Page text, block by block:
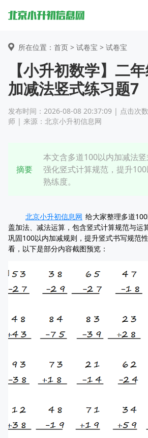
所在位置：首页 > 试卷宝 > 试卷宝
【小升初数学】二
加减法竖式练习题7
发布时间：2026-08-08 20:37:09 | 点击次
师 | 来源：北京小升初信息网
摘要
本文含多道100以内加减法竖
强化竖式计算规范，提升
熟练度。
北京小升初信息网 给大家整理多道
盖加法、减法运算，包含竖式计算规范与运
巩固100以内加减规则，提升竖式书写规范
看，以下是部分内容截图预览：